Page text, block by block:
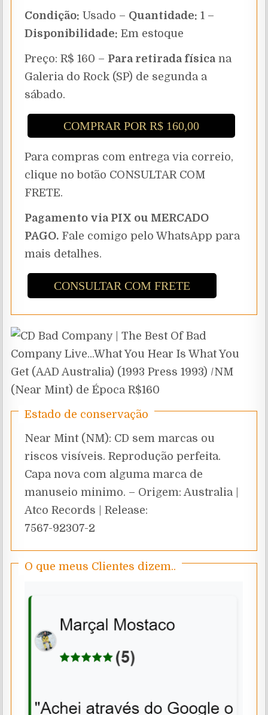
Condição: Usado – Quantidade: 1 –
Disponibilidade: Em estoque
Preço: R$ 160 – Para retirada física na
Galeria do Rock (SP) de segunda a
sábado.
COMPRAR POR R$ 160,00
Para compras com entrega via correio,
clique no botão CONSULTAR COM
FRETE.
Pagamento via PIX ou MERCADO
PAGO. Fale comigo pelo WhatsApp para
mais detalhes.
CONSULTAR COM FRETE
Estado de conservação
Near Mint (NM): CD sem marcas ou
riscos visíveis. Reprodução perfeita.
Capa nova com alguma marca de
manuseio minimo. – Origem: Australia |
Atco Records | Release:
7567-92307-2
O que meus Clientes dizem..